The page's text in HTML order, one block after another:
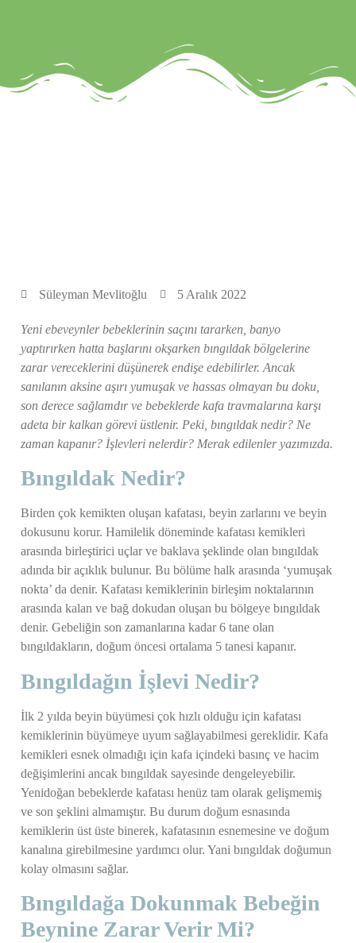
Süleyman Mevlitoğlu 5 Aralık 2022
Yeni ebeveynler bebeklerinin saçını tararken, banyo
yaptırırken hatta başlarını okşarken bıngıldak bölgelerine
zarar vereceklerini düşünerek endişe edebilirler. Ancak
sanılanın aksine aşırı yumuşak ve hassas olmayan bu doku,
son derece sağlamdır ve bebeklerde kafa travmalarına karşı
adeta bir kalkan görevi üstlenir. Peki, bıngıldak nedir? Ne
zaman kapanır? İşlevleri nelerdir? Merak edilenler yazımızda.
Bıngıldak Nedir?
Birden çok kemikten oluşan kafatası, beyin zarlarını ve beyin
dokusunu korur. Hamilelik döneminde kafatası kemikleri
arasında birleştirici uçlar ve baklava şeklinde olan bıngıldak
adında bir açıklık bulunur. Bu bölüme halk arasında ‘yumuşak
nokta’ da denir. Kafatası kemiklerinin birleşim noktalarının
arasında kalan ve bağ dokudan oluşan bu bölgeye bıngıldak
denir. Gebeliğin son zamanlarına kadar 6 tane olan
bıngıldakların, doğum öncesi ortalama 5 tanesi kapanır.
Bıngıldağın İşlevi Nedir?
İlk 2 yılda beyin büyümesi çok hızlı olduğu için kafatası
kemiklerinin büyümeye uyum sağlayabilmesi gereklidir. Kafa
kemikleri esnek olmadığı için kafa içindeki basınç ve hacim
değişimlerini ancak bıngıldak sayesinde dengeleyebilir.
Yenidoğan bebeklerde kafatası henüz tam olarak gelişmemiş
ve son şeklini almamıştır. Bu durum doğum esnasında
kemiklerin üst üste binerek, kafatasının esnemesine ve doğum
kanalına girebilmesine yardımcı olur. Yani bıngıldak doğumun
kolay olmasını sağlar.
Bıngıldağa Dokunmak Bebeğin
Beynine Zarar Verir Mi?